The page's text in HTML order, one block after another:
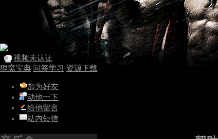
视频未认证
狸窝宝典 问答学习 资源下载
加为好友
动他一下
给他留言
站内短信